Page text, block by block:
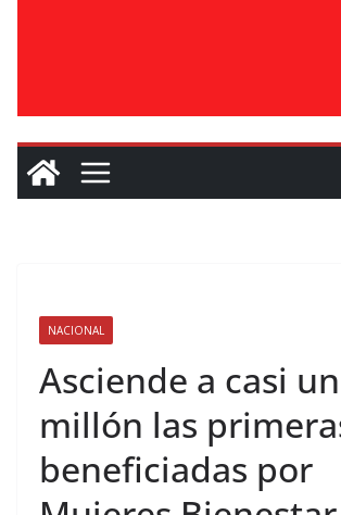
NACIONAL
Asciende a casi un
millón las
beneficiadas por